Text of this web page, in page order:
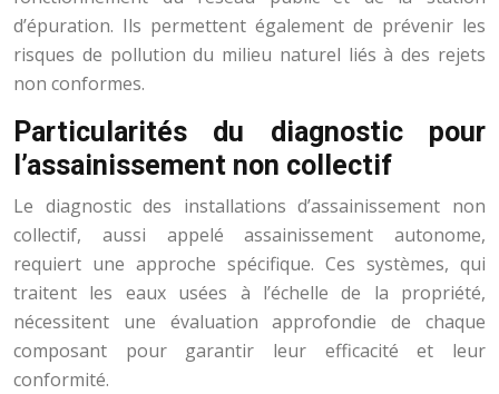
d’épuration. Ils permettent également de prévenir les
risques de pollution du milieu naturel liés à des rejets
non conformes.
Particularités du diagnostic pour
l’assainissement non collectif
Le diagnostic des installations d’assainissement non
collectif, aussi appelé assainissement autonome,
requiert une approche spécifique. Ces systèmes, qui
traitent les eaux usées à l’échelle de la propriété,
nécessitent une évaluation approfondie de chaque
composant pour garantir leur efficacité et leur
conformité.